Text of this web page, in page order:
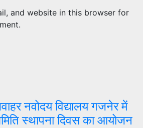
and website in this browser for
नवोदय विद्यालय गजनेर में
स्थापना दिवस का आयोजन